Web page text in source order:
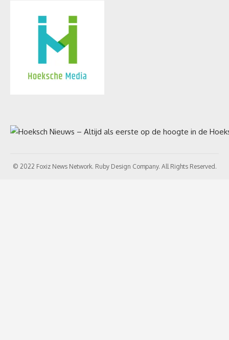
© 2022 Foxiz News Network. Ruby Design Company. All Rights Reserved.